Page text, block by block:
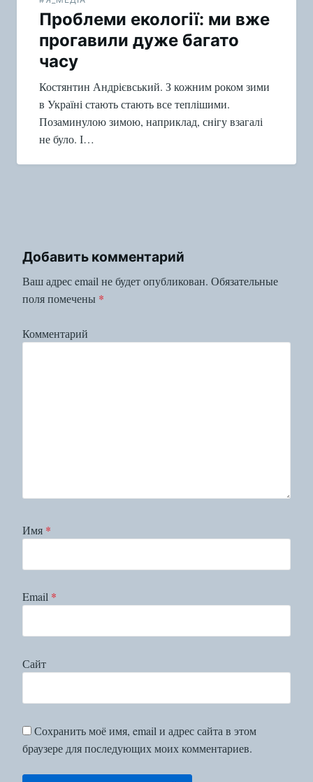
Проблеми екології: ми вже
прогавили дуже багато
часу
Костянтин Андрієвський. З кожним роком зими
в Україні стають стають все теплішими.
Позаминулою зимою, наприклад, снігу взагалі
не було. І…
Добавить комментарий
Ваш адрес email не будет опубликован. Обязательные
поля помечены *
Комментарий
Имя *
Email *
Сайт
Сохранить моё имя, email и адрес сайта в этом
браузере для последующих моих комментариев.